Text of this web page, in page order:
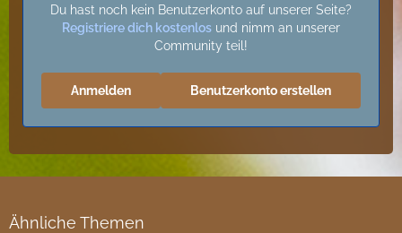
Du hast noch kein Benutzerkonto auf unserer Seite?
Registriere dich kostenlos und nimm an unserer
Community teil!
Benutzerkonto erstellen
Anmelden
Ähnliche Themen